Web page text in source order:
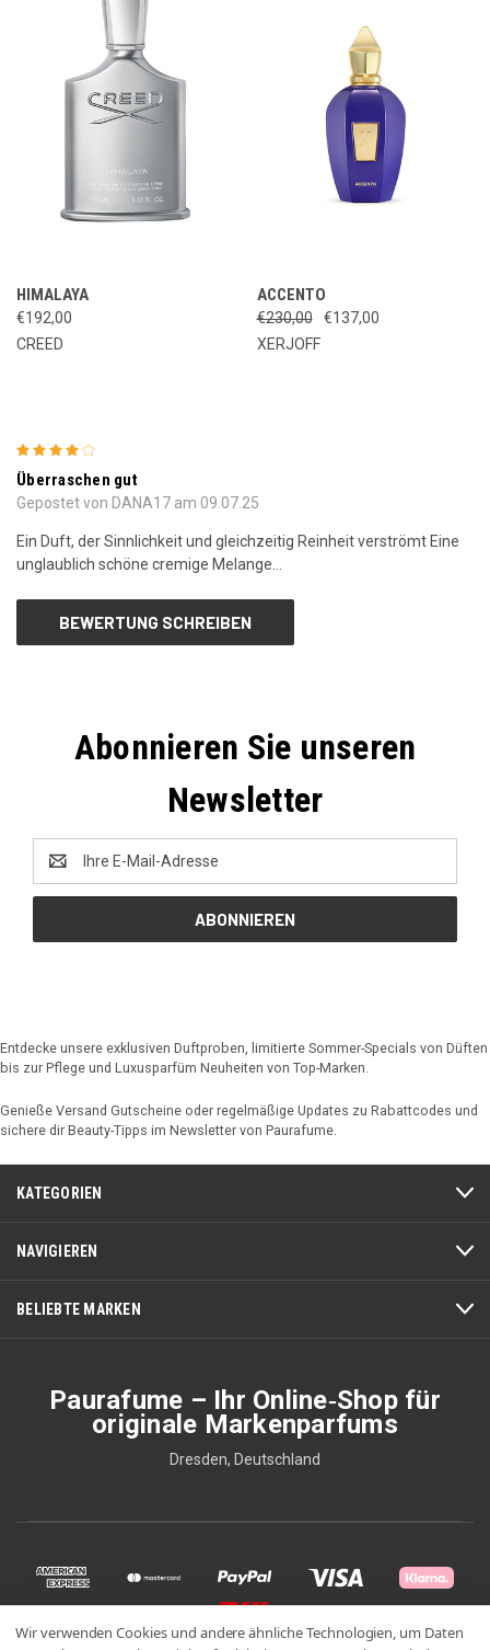
HIMALAYA
€192,00
CREED
ACCENTO
€230,00
€137,00
XERJOFF
Überraschen gut
Gepostet von DANA17 am 09.07.25
Ein Duft, der Sinnlichkeit und gleichzeitig Reinheit verströmt Eine
unglaublich schöne cremige Melange…
BEWERTUNG SCHREIBEN
Abonnieren Sie unseren
Newsletter
Mail-
Adresse
Entdecke unsere exklusiven Duftproben, limitierte Sommer-Specials von Düften
bis zur Pflege und Luxusparfüm Neuheiten von Top-Marken.
Genieße Versand Gutscheine oder regelmäßige Updates zu Rabattcodes und
sichere dir Beauty-Tipps im Newsletter von Paurafume.
KATEGORIEN
NAVIGIEREN
BELIEBTE MARKEN
Paurafume – Ihr Online‑Shop für
originale Markenparfums
Dresden, Deutschland
Wir verwenden Cookies und andere ähnliche Technologien, um Daten